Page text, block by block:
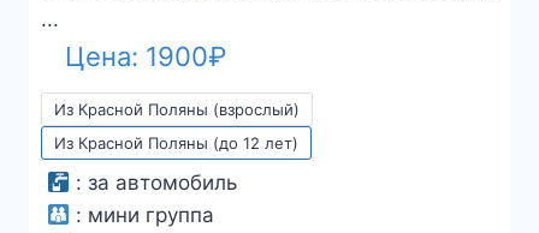
...
Цена: 1900₽
Из Красной Поляны (взрослый)
Из Красной Поляны (до 12 лет)
: за автомобиль
: мини группа